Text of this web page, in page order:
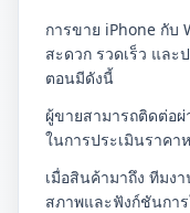
การขาย iPhone กับ
สะดวก รวดเร็ว แล
ตอนมีดังนี้
ผู้ขายสามารถติดต่อผ่
ในการประเมินราคา
เมื่อสินค้ามาถึง ทีมง
สภาพและฟังก์ชันกา